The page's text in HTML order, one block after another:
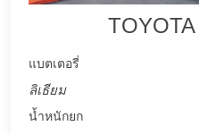
แบตเตอรี่
ลิเธียม
น้ำหนักยก